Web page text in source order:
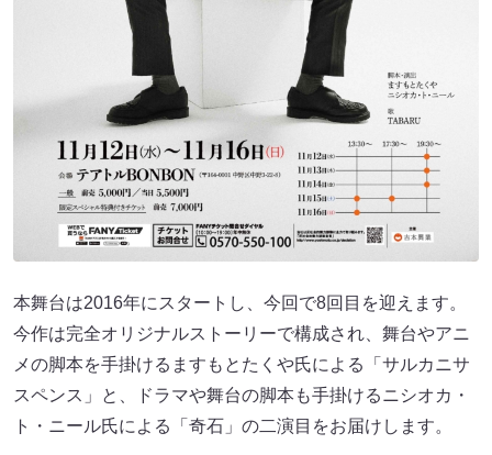
本舞台は2016年にスタートし、今回で8回目を迎えます。
今作は完全オリジナルストーリーで構成され、舞台やアニ
メの脚本を手掛けるますもとたくや氏による「サルカニサ
スペンス」と、ドラマや舞台の脚本も手掛けるニシオカ・
ト・ニール氏による「奇石」の二演目をお届けします。